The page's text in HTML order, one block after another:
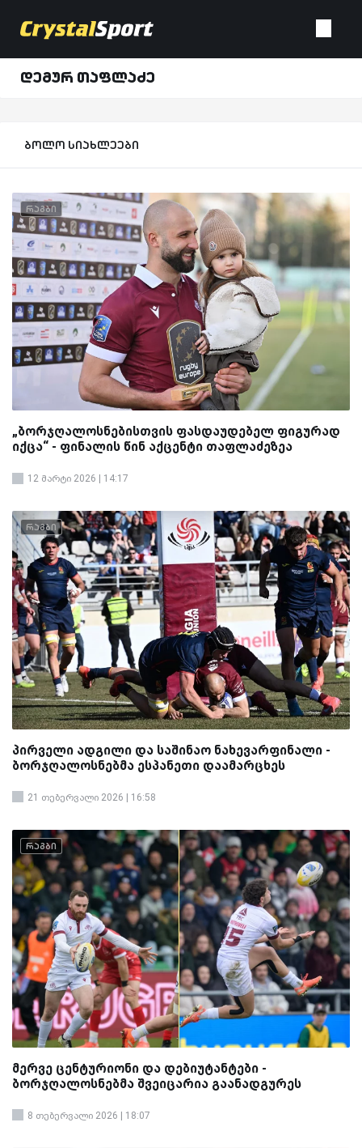
დემურ თაფლაძე
ბოლო სიახლეები
რაგბი
„ბორჯღალოსნებისთვის ფასდაუდებელ ფიგურად
იქცა“ - ფინალის წინ აქცენტი თაფლაძეზეა
12 მარტი 2026 | 14:17
რაგბი
პირველი ადგილი და საშინაო ნახევარფინალი -
ბორჯღალოსნებმა ესპანეთი დაამარცხეს
21 თებერვალი 2026 | 16:58
რაგბი
მერვე ცენტურიონი და დებიუტანტები -
ბორჯღალოსნებმა შვეიცარია გაანადგურეს
8 თებერვალი 2026 | 18:07